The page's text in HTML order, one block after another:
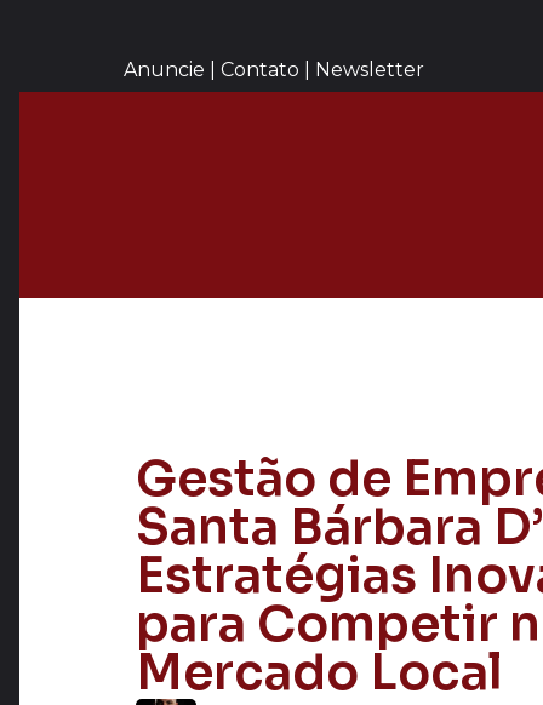
Anuncie | Contato | Newsletter
Gestão de
Santa Bárbara
Estratégias
para Competir
Mercado Local